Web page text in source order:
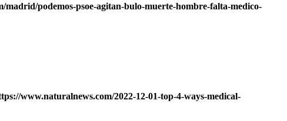
podemos-psoe-agitan-bulo-muerte-hombre-falta-medico-
www.naturalnews.com/2022-12-01-top-4-ways-medical-